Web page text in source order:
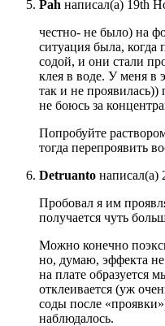
Pah написал(а) 19th
честно- не было) на
ситуация была, когда
содой, и они стали
клея в воде. У меня в
так и не проявилась))
не боюсь за
Попробуйте
тогда перепроявить
Detruanto написал(а)
Пробовал я им
получается чуть
Можно конечно
но, думаю, эффекта
на плате образуется
отклеивается (уж
соды после
наблюдалось.